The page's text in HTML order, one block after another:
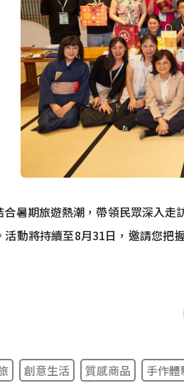
合暑期旅遊熱潮，帶領民眾深入
動將持續至8月31日，邀請您
創意生活 質感商品 手作體